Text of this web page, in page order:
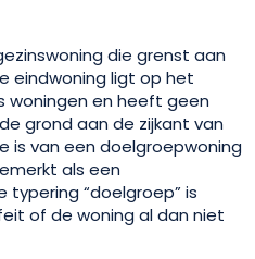
die grenst aan
eindwoning ligt op het
woningen en heeft geen
grond aan de zijkant van
is van een doelgroepwoning
als een
typering “doelgroep” is
of de woning al dan niet